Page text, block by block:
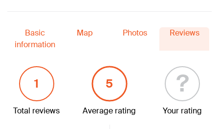
Basic
information
Map Photos Reviews
1
Total reviews
5
Average rating
?
Your rating